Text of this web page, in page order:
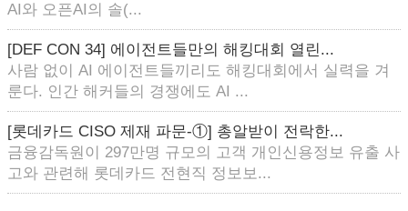
AI와 오픈AI의 솔(...
[DEF CON 34] 에이전트들만의 해킹대회 열린...
사람 없이 AI 에이전트들끼리도 해킹대회에서 실력을 겨
룬다. 인간 해커들의 경쟁에도 AI ...
[롯데카드 CISO 제재 파문-①] 총알받이 전락한...
금융감독원이 297만명 규모의 고객 개인신용정보 유출 사
고와 관련해 롯데카드 전현직 정보보...